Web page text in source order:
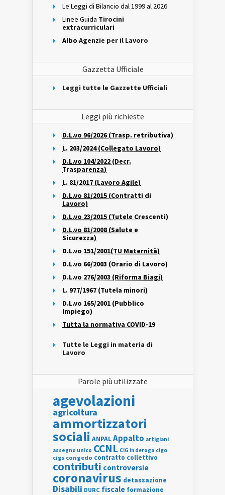
Le Leggi di Bilancio dal 1999 al 2026
Linee Guida Tirocini
extracurriculari
Albo Agenzie per il Lavoro
Gazzetta Ufficiale
Leggi tutte le Gazzette Ufficiali
Leggi più richieste
D.L.vo 96/2026 (Trasp. retributiva)
L. 203/2024 (Collegato Lavoro)
D.L.vo 104/2022 (Decr.
Trasparenza)
L. 81/2017 (Lavoro Agile)
D.L.vo 81/2015 (Contratti di
Lavoro)
D.L.vo 23/2015 (Tutele Crescenti)
D.L.vo 81/2008 (Salute e
Sicurezza)
D.L.vo 151/2001(TU Maternità)
D.L.vo 66/2003 (Orario di Lavoro)
D.L.vo 276/2003 (Riforma Biagi)
L. 977/1967 (Tutela minori)
D.L.vo 165/2001 (Pubblico
Impiego)
Tutta la normativa COVID-19
Tutte le Leggi in materia di
Lavoro
Parole più utilizzate
agevolazioni
agricoltura
ammortizzatori
sociali ANPALAppalto artigiani
assegno unico CCNL CIG in deroga cigo
cigs congedo contratto collettivo
contributi controversie
coronavirus detassazione
Disabili DURC fiscale formazione